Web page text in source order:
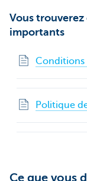
Vous
importants
Conditions
Politique
Ce que vous